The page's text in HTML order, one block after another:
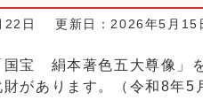
22日 更新日：2026年5月15
宝 絹本著色五大尊像」
があります。（令和8年5